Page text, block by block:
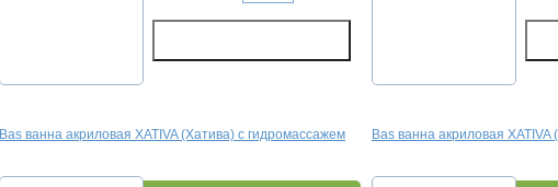
Bas ванна акриловая XATIVA (Хатива) с гидромассажем Bas ванна акриловая XATIVA